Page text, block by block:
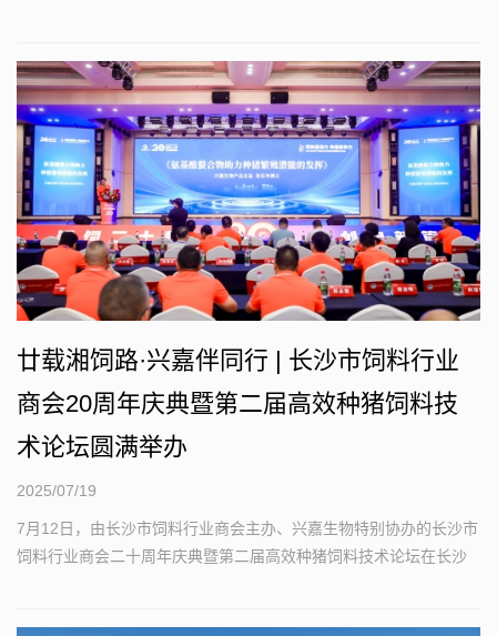
廿载湘饲路·兴嘉伴同行 | 长沙市饲料行业
商会20周年庆典暨第二届高效种猪饲料技
术论坛圆满举办
2025/07/19
7月12日，由长沙市饲料行业商会主办、兴嘉生物特别协办的长沙市
饲料行业商会二十周年庆典暨第二届高效种猪饲料技术论坛在长沙